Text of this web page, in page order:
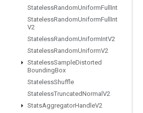
StatelessRandomUniformFull Int
StatelessRandomUniformFull Int
V2
StatelessRandomUniformIntV2
StatelessRandomUniformV2
StatelessSampleDistorted
BoundingBox
StatelessShuffle
StatelessTruncatedNormal V2
StatsAggregatorHandleV2